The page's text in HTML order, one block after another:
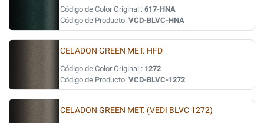
Código de Color Original : 617-HNA
Código de Producto: VCD-BLVC-HNA
CELADON GREEN MET. HFD
Código de Color Original : 1272
Código de Producto: VCD-BLVC-1272
CELADON GREEN MET. (VEDI BLVC 1272)